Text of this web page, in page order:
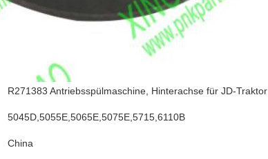
R271383 Antriebsspülmaschine, Hinterachse für JD-Traktor
5045D,5055E,5065E,5075E,5715,6110B
China